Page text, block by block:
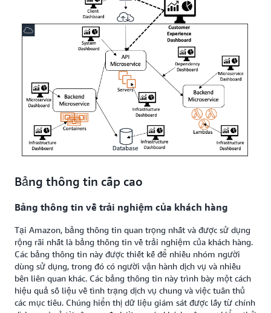
Bảng thông tin cấp cao
Bảng thông tin về trải nghiệm của khách hàng
Tại Amazon, bảng thông tin quan trọng nhất và được sử dụng
rộng rãi nhất là bảng thông tin về trải nghiệm của khách hàng.
Các bảng thông tin này được thiết kế để nhiều nhóm người
dùng sử dụng, trong đó có người vận hành dịch vụ và nhiều
bên liên quan khác. Các bảng thông tin này trình bày một cách
hiệu quả số liệu về tình trạng dịch vụ chung và việc tuân thủ
các mục tiêu. Chúng hiển thị dữ liệu giám sát được lấy từ chính